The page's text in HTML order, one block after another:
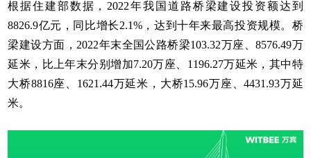
根据住建部数据，2022年我国道路桥梁建设投资额达到
8826.9亿元，同比增长2.1%，达到十年来最高投资规模。桥
梁建设方面，2022年末全国公路桥梁103.32万座、8576.49万
延米，比上年末分别增加7.20万座、1196.27万延米，其中特
大桥8816座、1621.44万延米，大桥15.96万座、4431.93万延
米。